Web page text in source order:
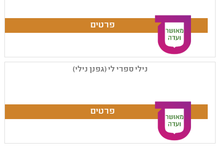
נילי ספרי לי (גפנן נילי)